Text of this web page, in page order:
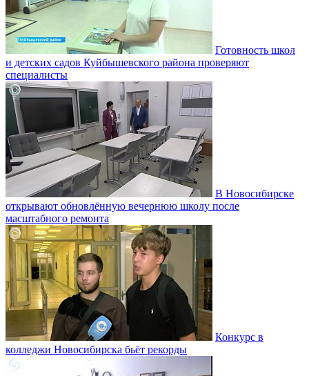
Готовность школ
и детских садов Куйбышевского района проверяют
специалисты
В Новосибирске
открывают обновлённую вечернюю школу после
масштабного ремонта
Конкурс в
колледжи Новосибирска бьёт рекорды